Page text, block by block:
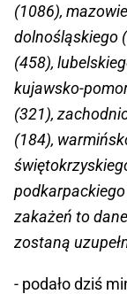
(1086),
dolnośląskiego
(458),
kujawsko-
(321),
(184),
zakażeń to
zostaną
- podało dziś